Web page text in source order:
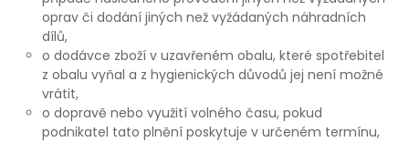
oprav či dodání jiných než vyžádaných náhradních
dílů,
o dodávce zboží v uzavřeném obalu, které spotřebitel
z obalu vyňal a z hygienických důvodů jej není možné
vrátit,
o dopravě nebo využití volného času, pokud
podnikatel tato plnění poskytuje v určeném termínu,